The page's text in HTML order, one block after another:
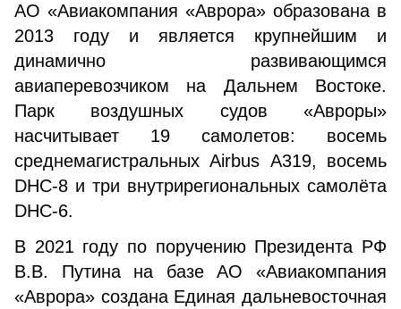
АО «Авиакомпания «Аврора» образована в
2013 году и является крупнейшим и
динамично развивающимся
авиаперевозчиком на Дальнем Востоке.
Парк воздушных судов «Авроры»
насчитывает 19 самолетов: восемь
среднемагистральных Airbus А319, восемь
DHC-8 и три внутрирегиональных самолёта
DHC-6.
В 2021 году по поручению Президента РФ
В.В. Путина на базе АО «Авиакомпания
«Аврора» создана Единая дальневосточная